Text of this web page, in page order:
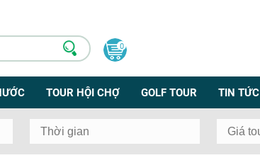
0
TOUR HỘI CHỢ GOLF TOUR TIN TỨC